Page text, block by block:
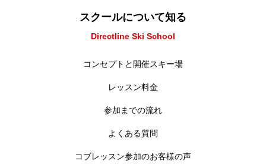
スクールについて知る
Directline Ski School
コンセプトと開催スキー場
レッスン料金
参加までの流れ
よくある質問
コブレッスン参加のお客様の声